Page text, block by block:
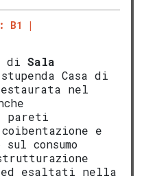
B1
di Sala
Casa di
nel
pareti
e
consumo
ed esaltati nella